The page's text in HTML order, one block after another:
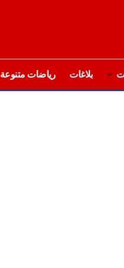
بلاغات رياضات متنوعة